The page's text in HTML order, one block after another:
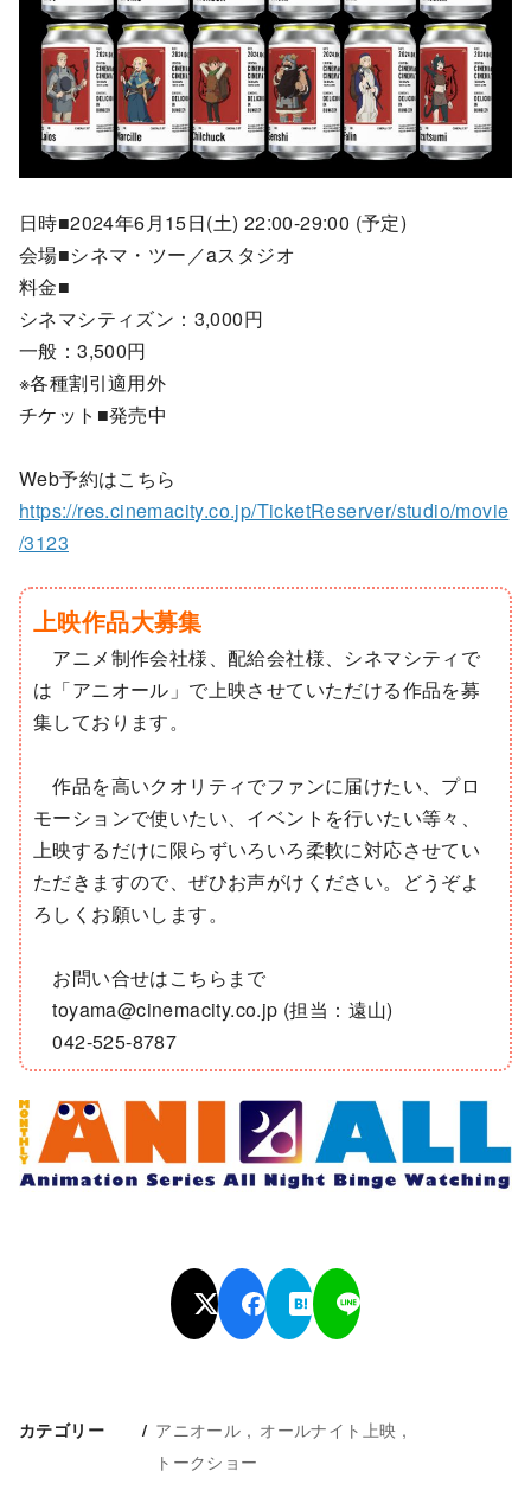
日時■2024年6月15日(土) 22:00-29:00 (予定)
会場■シネマ・ツー／aスタジオ
料金■
シネマシティズン：3,000円
一般：3,500円
※各種割引適用外
チケット■発売中
Web予約はこちら
https://res.cinemacity.co.jp/TicketReserver/studio/movie
/3123
上映作品大募集
アニメ制作会社様、配給会社様、シネマシティで
は「アニオール」で上映させていただける作品を募
集しております。
作品を高いクオリティでファンに届けたい、プロ
モーションで使いたい、イベントを行いたい等々、
上映するだけに限らずいろいろ柔軟に対応させてい
ただきますので、ぜひお声がけください。どうぞよ
ろしくお願いします。
お問い合せはこちらまで
toyama@cinemacity.co.jp (担当：遠山)
042-525-8787
カテゴリー アニオール
オールナイト上映
トークショー